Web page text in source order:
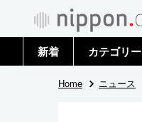
新着 カテゴリー
政治・外交
Home ニュース